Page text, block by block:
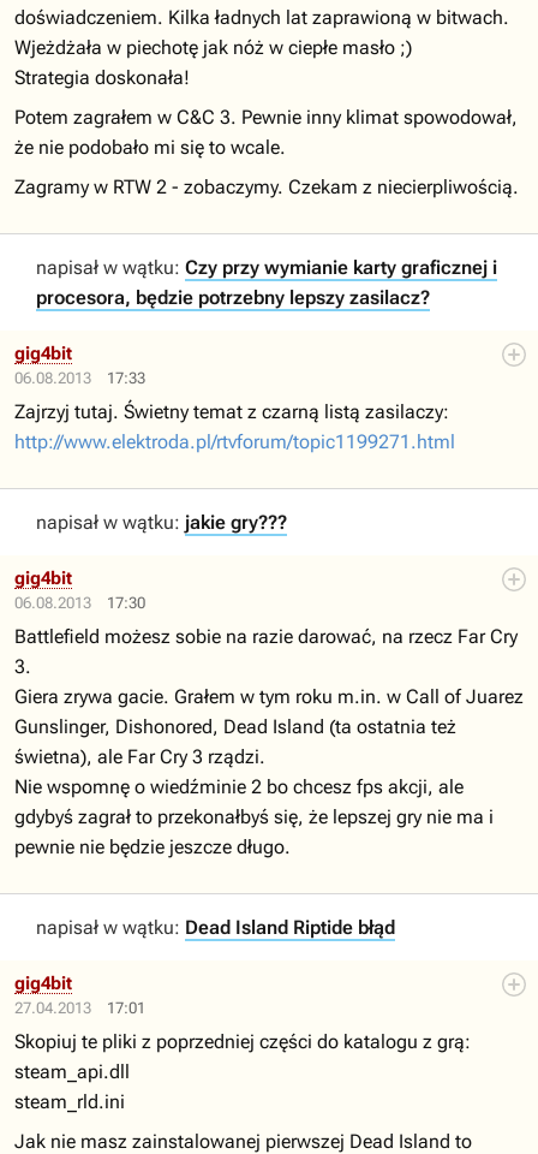
doświadczeniem. Kilka ładnych lat zaprawioną w bitwach.
Wjeżdżała w piechotę jak nóż w ciepłe masło ;)
Strategia doskonała!
Potem zagrałem w C&C 3. Pewnie inny klimat spowodował,
że nie podobało mi się to wcale.
Zagramy w RTW 2 - zobaczymy. Czekam z niecierpliwością.
napisał w wątku: Czy przy wymianie karty graficznej i
procesora, będzie potrzebny lepszy zasilacz?
06.08.2013 17:33
gig4bit
Zajrzyj tutaj. Świetny temat z czarną listą zasilaczy:
http://www.elektroda.pl/rtvforum/topic1199271.html
napisał w wątku: jakie gry???
06.08.2013 17:30
gig4bit
Battlefield możesz sobie na razie darować, na rzecz Far Cry
3.
Giera zrywa gacie. Grałem w tym roku m.in. w Call of Juarez
Gunslinger, Dishonored, Dead Island (ta ostatnia też
świetna), ale Far Cry 3 rządzi.
Nie wspomnę o wiedźminie 2 bo chcesz fps akcji, ale
gdybyś zagrał to przekonałbyś się, że lepszej gry nie ma i
pewnie nie będzie jeszcze długo.
napisał w wątku: Dead Island Riptide błąd
27.04.2013 17:01
gig4bit
Skopiuj te pliki z poprzedniej części do katalogu z grą:
steam_api.dll
steam_rld.ini
Jak nie masz zainstalowanej pierwszej Dead Island to